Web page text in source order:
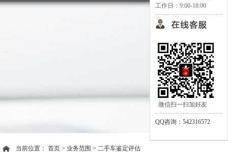
当前位置： 首页 > 业务范围 > 二手车鉴定评估
工作日：9:00-18:00
微信扫一扫加好友
QQ咨询：542316572